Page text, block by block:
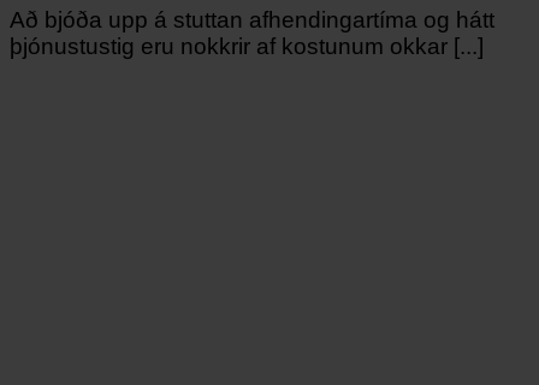
Að bjóða upp á stuttan afhendingartíma og hátt
þjónustustig eru nokkrir af kostunum okkar [...]